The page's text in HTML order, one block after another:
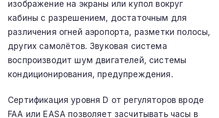
изображение на экраны или купол вокруг
кабины с разрешением, достаточным для
различения огней аэропорта, разметки полосы,
других самолётов. Звуковая система
воспроизводит шум двигателей, системы
кондиционирования, предупреждения.
Сертификация уровня D от регуляторов вроде
FAA или EASA позволяет засчитывать часы в